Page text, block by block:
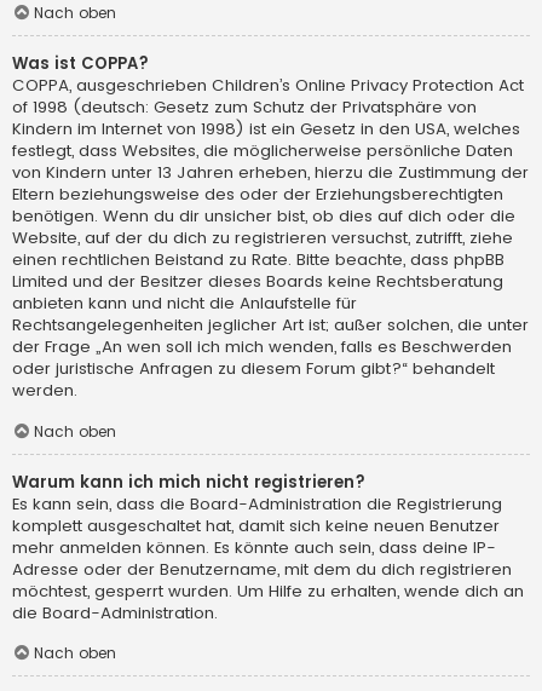
Nach oben
Was ist COPPA?
COPPA, ausgeschrieben Children’s Online Privacy Protection Act
of 1998 (deutsch: Gesetz zum Schutz der Privatsphäre von
Kindern im Internet von 1998) ist ein Gesetz in den USA, welches
festlegt, dass Websites, die möglicherweise persönliche Daten
von Kindern unter 13 Jahren erheben, hierzu die Zustimmung der
Eltern beziehungsweise des oder der Erziehungsberechtigten
benötigen. Wenn du dir unsicher bist, ob dies auf dich oder die
Website, auf der du dich zu registrieren versuchst, zutrifft, ziehe
einen rechtlichen Beistand zu Rate. Bitte beachte, dass phpBB
Limited und der Besitzer dieses Boards keine Rechtsberatung
anbieten kann und nicht die Anlaufstelle für
Rechtsangelegenheiten jeglicher Art ist; außer solchen, die unter
der Frage „An wen soll ich mich wenden, falls es Beschwerden
oder juristische Anfragen zu diesem Forum gibt?“ behandelt
werden.
Nach oben
Warum kann ich mich nicht registrieren?
Es kann sein, dass die Board-Administration die Registrierung
komplett ausgeschaltet hat, damit sich keine neuen Benutzer
mehr anmelden können. Es könnte auch sein, dass deine IP-
Adresse oder der Benutzername, mit dem du dich registrieren
möchtest, gesperrt wurden. Um Hilfe zu erhalten, wende dich an
die Board-Administration.
Nach oben